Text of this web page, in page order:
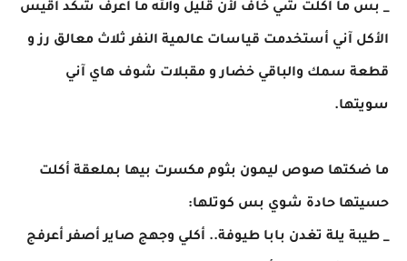
_ بس ما أكلت شي خاف لأن قليل والله ما أعرف شكد أقيس
الأكل آني أستخدمت قياسات عالمية النفر ثلاث معالق رز و
قطعة سمك والباقي خضار و مقبلات شوف هاي آني
سويتها.
ما ضكتها صوص ليمون بثوم مكسرت بيها بملعقة أكلت
حسيتها حادة شوي بس كوتلها:
_ طيبة يلة تغدن بابا طيوفة.. أكلي وجهج صاير أصفر أعرفج